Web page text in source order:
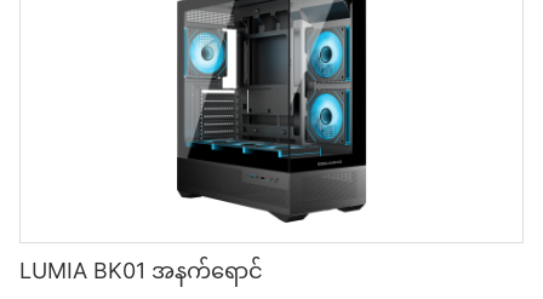
LUMIA BK01 အနက်ရောင်